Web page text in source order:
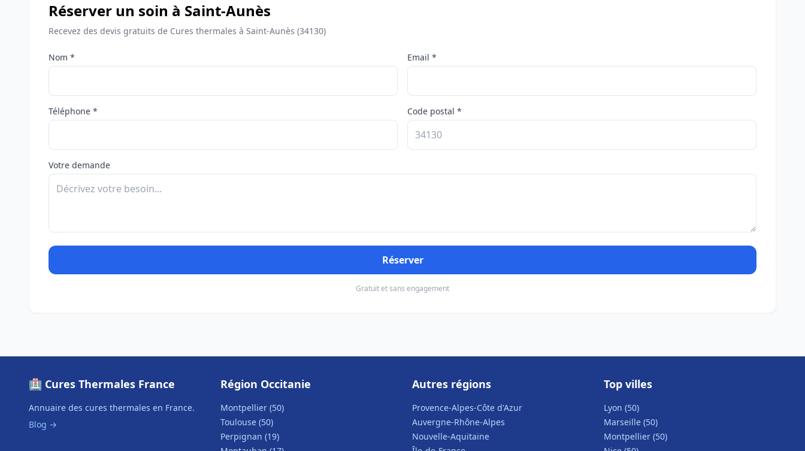
Réserver un soin à Saint-Aunès
Recevez des devis gratuits de Cures thermales à Saint-Aunès (34130)
Nom * Email *
Téléphone * Code postal *
Votre demande
Réserver
Gratuit et sans engagement
🏥 Cures Thermales France
Annuaire des cures thermales en France.
Blog →
Région Occitanie
Montpellier (50)
Toulouse (50)
Perpignan (19)
Autres régions
Provence-Alpes-Côte d'Azur
Auvergne-Rhône-Alpes
Nouvelle-Aquitaine
Top villes
Lyon (50)
Marseille (50)
Montpellier (50)